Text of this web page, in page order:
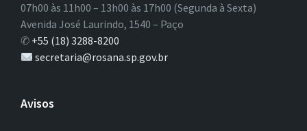
07h00 às 11h00 – 13h00 às 17h00 (Segunda à Sexta)
Avenida José Laurindo, 1540 – Paço
✆ +55 (18) 3288-8200
secretaria@rosana.sp.gov.br
Avisos